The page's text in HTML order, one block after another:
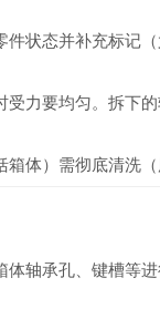
件状态并补充标记
受力要均匀。拆下
箱体）需彻底清洗
体轴承孔、键槽等